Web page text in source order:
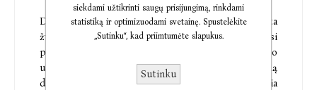
Džoun Gudvin, kiek save prisimena, yra apsėsta
žvaigždžių. Tačiau mąsli ir santūri astronomė jaučiasi
patenkinta savo ramiu gyvenimu ir darbu Raiso
universitete dėstant fiziką ir astronomiją. Kol vieną
dieną neaptinka skelbimo, kuriame NASA kviečia
siekdami užtikrinti saugų prisijungimą, rinkdami
statistiką ir optimizuodami svetainę. Spustelėkite
„Sutinku“, kad priimtumėte slapukus.
Sutinku